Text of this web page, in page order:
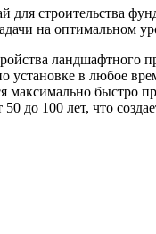
строительства
на оптимальном
ландшафтного
установке в любое
максимально быстро
50 до 100 лет, что